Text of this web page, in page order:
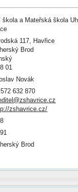
škola a Mateřská škola
117, Havřice
Brod
01
Novák
632 870
zshavrice.cz/
Brod